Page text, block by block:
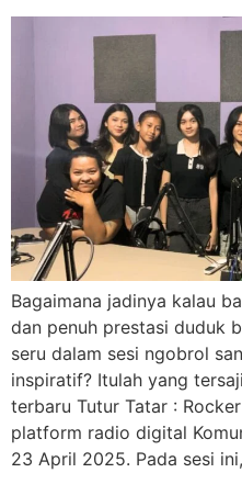
Bagaimana jadinya kalau
dan penuh prestasi duduk
seru dalam sesi ngobrol
inspiratif? Itulah yang
terbaru Tutur Tatar :
platform radio digital
23 April 2025. Pada sesi